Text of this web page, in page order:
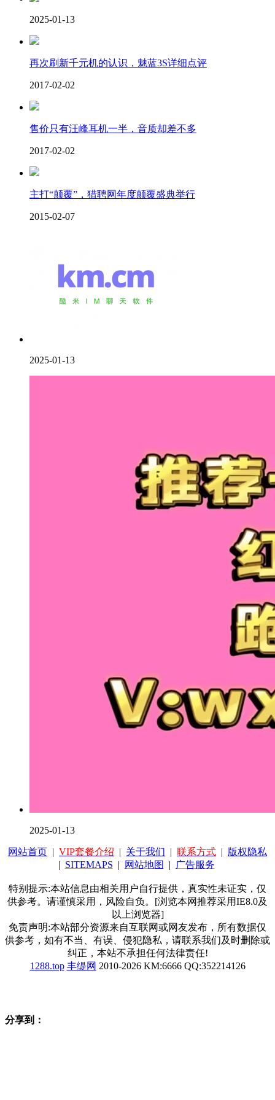
2025-01-13
再次刷新千元机的认识，魅蓝3S详细点评
2017-02-02
售价只有汪峰耳机一半，音质却差不多
2017-02-02
主打“颠覆”，猎聘网年度颠覆盛典举行
2015-02-07
2025-01-13
2025-01-13
网站首页 | VIP套餐介绍 | 关于我们 | 联系方式 | 版权隐私
| SITEMAPS | 网站地图 | 广告服务
特别提示:本站信息由相关用户自行提供，真实性未证实，仅
供参考。请谨慎采用，风险自负。[浏览本网推荐采用IE8.0及
以上浏览器]
免责声明:本站部分资源来自互联网或网友发布，所有数据仅
供参考，如有不当、有误、侵犯隐私，请联系我们及时删除或
纠正，本站不承担任何法律责任!
1288.top 丰缇网 2010-2026 KM:6666 QQ:352214126
分享到：